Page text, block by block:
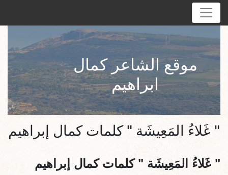
موقع الشاعر كمال
ابراهيم
" غَلاءُ المَعِيشَة " كلمات كمال إبراهيم
" غَلاءُ المَعِيشَة " كلمات كمال إبراهيم